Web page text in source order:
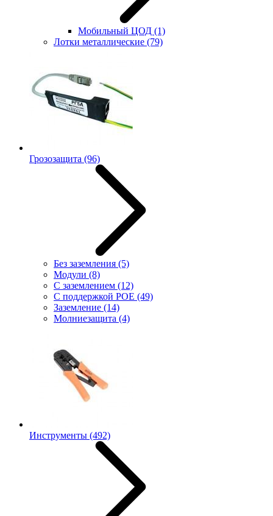
Мобильный ЦОД (1)
Лотки металлические (79)
Грозозащита (96)
Без заземления (5)
Модули (8)
С заземлением (12)
С поддержкой POE (49)
Заземление (14)
Молниезащита (4)
Инструменты (492)